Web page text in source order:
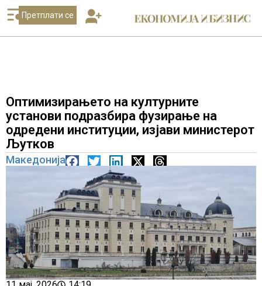
Претплати се
Оптимизирањето на културните
установи подразбира фузирање на
одредени институции, изјави министерот
Љутков
Македонија